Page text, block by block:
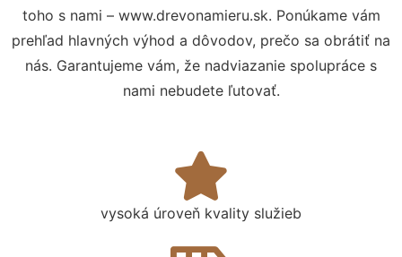
toho s nami – www.drevonamieru.sk. Ponúkame vám
prehľad hlavných výhod a dôvodov, prečo sa obrátiť na
nás. Garantujeme vám, že nadviazanie spolupráce s
nami nebudete ľutovať.
vysoká úroveň kvality služieb